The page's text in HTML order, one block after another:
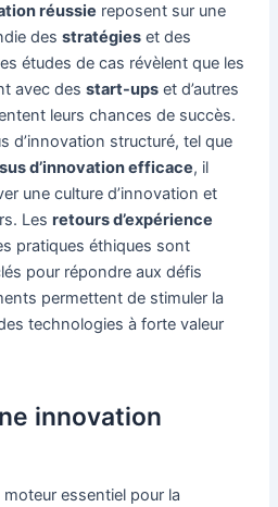
réussie reposent sur une
desstratégies et des
études de cas révèlent que les
avec desstart-ups et d’autres
leurs chances de succès.
d’innovation structuré, tel que
d’innovation efficace, il
une culture d’innovation et
Lesretours d’expérience
pratiques éthiques sont
pour répondre aux défis
permettent de stimuler la
technologies à forte valeur
innovation
essentiel pour la